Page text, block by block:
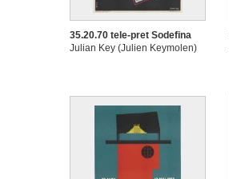
35.20.70 tele-pret Sodefina
Julian Key (Julien Keymolen)